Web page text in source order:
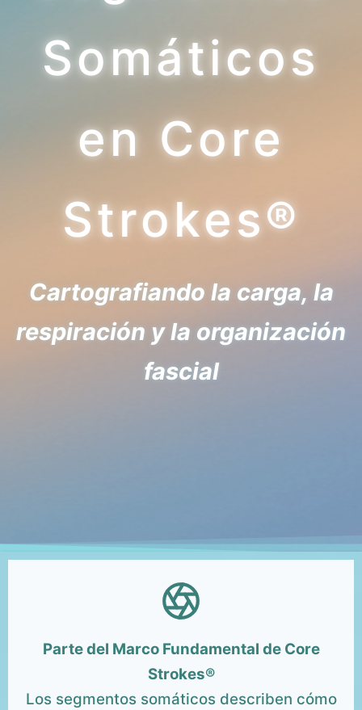
Somáticos
en Core
Strokes®
Cartografiando la carga, la
respiración y la organización
fascial
Parte del Marco Fundamental de Core
Strokes®
Los segmentos somáticos describen cómo